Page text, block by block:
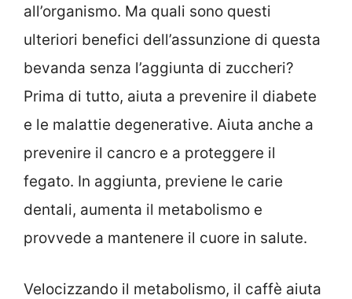
all’organismo. Ma quali sono questi
ulteriori benefici dell’assunzione di questa
bevanda senza l’aggiunta di zuccheri?
Prima di tutto, aiuta a prevenire il diabete
e le malattie degenerative. Aiuta anche a
prevenire il cancro e a proteggere il
fegato. In aggiunta, previene le carie
dentali, aumenta il metabolismo e
provvede a mantenere il cuore in salute.
Velocizzando il metabolismo, il caffè aiuta